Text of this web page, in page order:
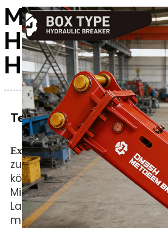
METDEEM
Hammer Box
Teilen Sie Dies
Experten empfehlen:
zum Abriss verwendet,Tunnel,
können auf allen gängigen
Minibaggern und anderen
Lader, Kran, Teleskop
montiert werden.